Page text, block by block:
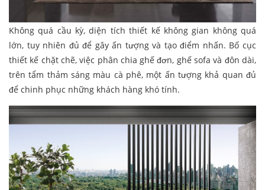
Không quá cầu kỳ, diện tích thiết kế không gian không quá
lớn, tuy nhiên đủ để gây ấn tượng và tạo điểm nhấn. Bố cục
thiết kế chặt chẽ, việc phân chia ghế đơn, ghế sofa và đôn dài,
trên tẩm thảm sáng màu cà phê, một ấn tượng khả quan đủ
để chinh phục những khách hàng khó tính.